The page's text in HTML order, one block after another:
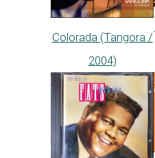
Colorada (Tangora /
2004)